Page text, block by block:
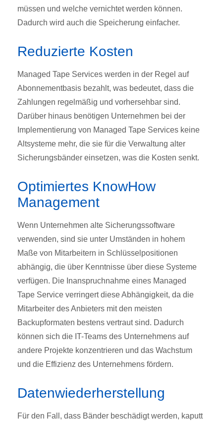
müssen und welche vernichtet werden können.
Dadurch wird auch die Speicherung einfacher.
Reduzierte Kosten
Managed Tape Services werden in der Regel auf
Abonnementbasis bezahlt, was bedeutet, dass die
Zahlungen regelmäßig und vorhersehbar sind.
Darüber hinaus benötigen Unternehmen bei der
Implementierung von Managed Tape Services keine
Altsysteme mehr, die sie für die Verwaltung alter
Sicherungsbänder einsetzen, was die Kosten senkt.
Optimiertes KnowHow
Management
Wenn Unternehmen alte Sicherungssoftware
verwenden, sind sie unter Umständen in hohem
Maße von Mitarbeitern in Schlüsselpositionen
abhängig, die über Kenntnisse über diese Systeme
verfügen. Die Inanspruchnahme eines Managed
Tape Service verringert diese Abhängigkeit, da die
Mitarbeiter des Anbieters mit den meisten
Backupformaten bestens vertraut sind. Dadurch
können sich die IT-Teams des Unternehmens auf
andere Projekte konzentrieren und das Wachstum
und die Effizienz des Unternehmens fördern.
Datenwiederherstellung
Für den Fall, dass Bänder beschädigt werden, kaputt